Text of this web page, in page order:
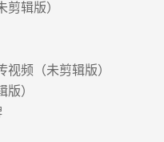
辑版）
频（未剪辑版）
版）